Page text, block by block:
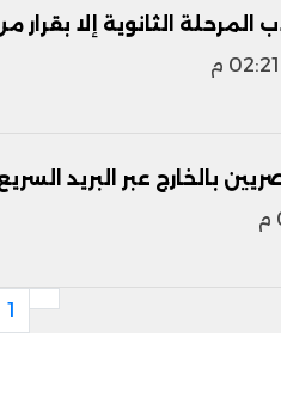
الثانوية إلا بقرار من
بالخارج عبر البريد
1